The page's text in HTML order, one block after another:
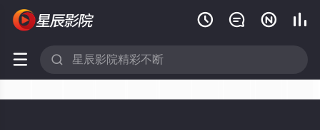
   
 